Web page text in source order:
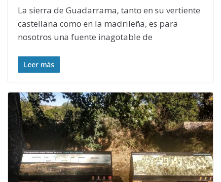
La sierra de Guadarrama, tanto en su vertiente
castellana como en la madrileña, es para
nosotros una fuente inagotable de
Leer más